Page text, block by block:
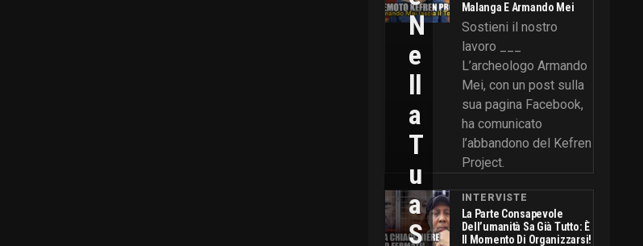
Malanga E Armando Mei
Sostieni il nostro
lavoro ___
L’archeologo Armando
Mei, con un post sulla
sua pagina Facebook,
ha comunicato
l’abbandono del Kefren
Project.
INTERVISTE
La Parte Consapevole
Dell’umanità Sa Già Tutto: È
Il Momento Di Organizzarsi!
N
E
Ll
A
T
U
A
S